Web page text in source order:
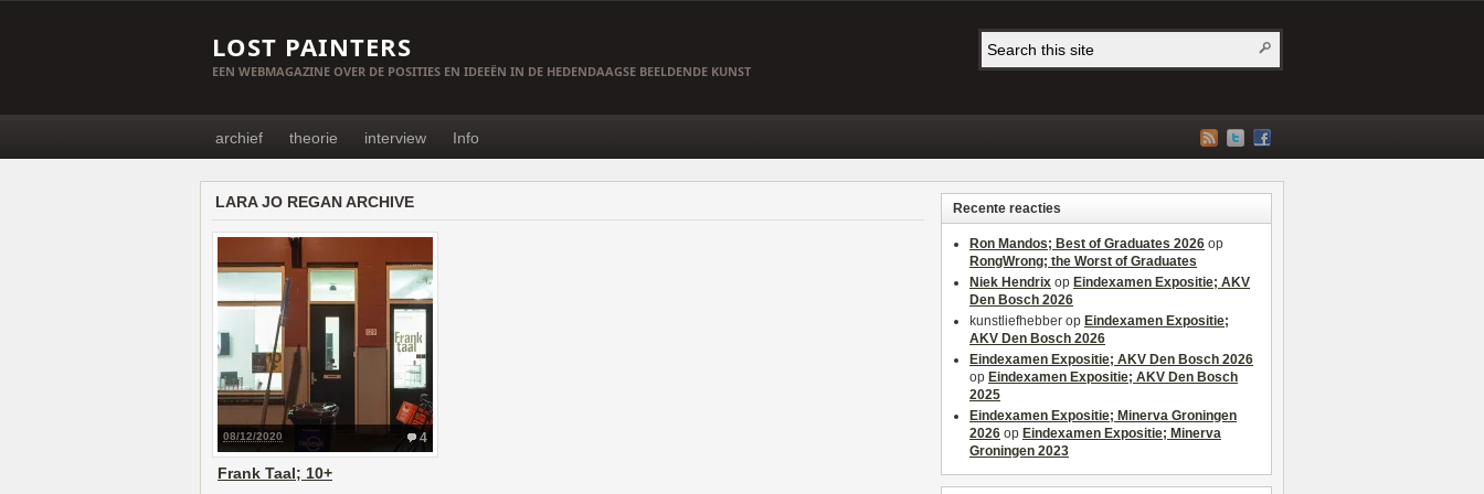
LOST PAINTERS
EEN WEBMAGAZINE OVER DE POSITIES EN IDEEËN IN DE HEDENDAAGSE BEELDENDE KUNST
archief theorie interview Info
LARA JO REGAN ARCHIVE
4
08/12/2020
Frank Taal; 10+
Recente reacties
Ron Mandos; Best of Graduates 2026 op
RongWrong; the Worst of Graduates
Niek Hendrix op Eindexamen Expositie; AKV
Den Bosch 2026
kunstliefhebber op Eindexamen Expositie;
AKV Den Bosch 2026
Eindexamen Expositie; AKV Den Bosch 2026
op Eindexamen Expositie; AKV Den Bosch
2025
Eindexamen Expositie; Minerva Groningen
2026 op Eindexamen Expositie; Minerva
Groningen 2023